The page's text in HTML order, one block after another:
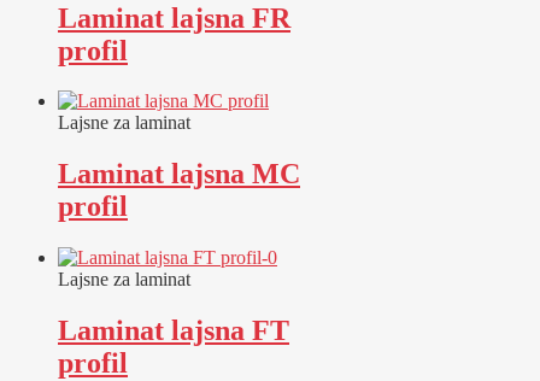
Laminat lajsna FR
profil
Lajsne za laminat
Laminat lajsna MC
profil
Lajsne za laminat
Laminat lajsna FT
profil